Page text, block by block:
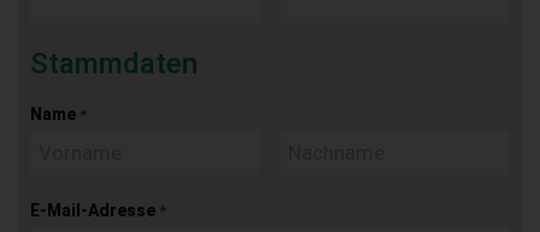
Stammdaten
Name *
E-Mail-Adresse *